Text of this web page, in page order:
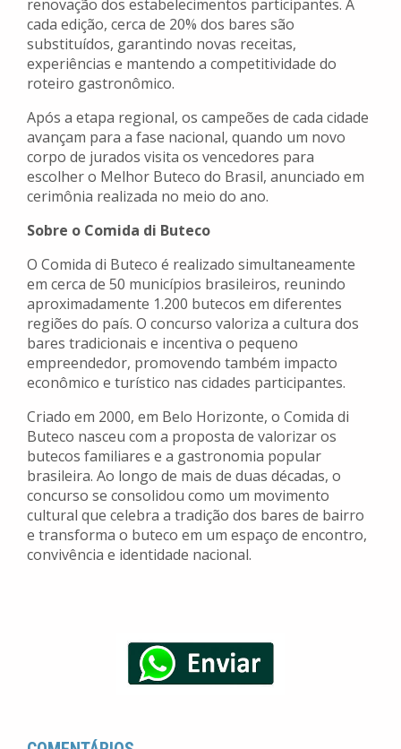
renovação dos estabelecimentos participantes. A
cada edição, cerca de 20% dos bares são
substituídos, garantindo novas receitas,
experiências e mantendo a competitividade do
roteiro gastronômico.
Após a etapa regional, os campeões de cada cidade
avançam para a fase nacional, quando um novo
corpo de jurados visita os vencedores para
escolher o Melhor Buteco do Brasil, anunciado em
cerimônia realizada no meio do ano.
Sobre o Comida di Buteco
O Comida di Buteco é realizado simultaneamente
em cerca de 50 municípios brasileiros, reunindo
aproximadamente 1.200 butecos em diferentes
regiões do país. O concurso valoriza a cultura dos
bares tradicionais e incentiva o pequeno
empreendedor, promovendo também impacto
econômico e turístico nas cidades participantes.
Criado em 2000, em Belo Horizonte, o Comida di
Buteco nasceu com a proposta de valorizar os
butecos familiares e a gastronomia popular
brasileira. Ao longo de mais de duas décadas, o
concurso se consolidou como um movimento
cultural que celebra a tradição dos bares de bairro
e transforma o buteco em um espaço de encontro,
convivência e identidade nacional.